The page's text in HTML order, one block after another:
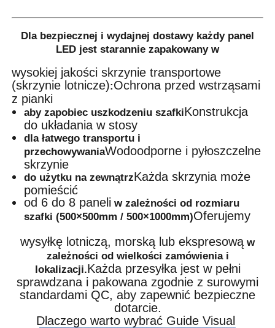
Dla bezpiecznej i wydajnej dostawy każdy panel
LED jest starannie zapakowany w
wysokiej jakości skrzynie transportowe
(skrzynie lotnicze):Ochrona przed wstrząsami
z pianki
aby zapobiec uszkodzeniu szafkiKonstrukcja
do układania w stosy
dla łatwego transportu i
przechowywaniaWodoodporne i pyłoszczelne
skrzynie
do użytku na zewnątrzKażda skrzynia może
pomieścić
od 6 do 8 paneli w zależności od rozmiaru
szafki (500×500mm / 500×1000mm)Oferujemy
wysyłkę lotniczą, morską lub ekspresową w
zależności od wielkości zamówienia i
lokalizacji.Każda przesyłka jest w pełni
sprawdzana i pakowana zgodnie z surowymi
standardami QC, aby zapewnić bezpieczne
dotarcie.
Dlaczego warto wybrać Guide Visual